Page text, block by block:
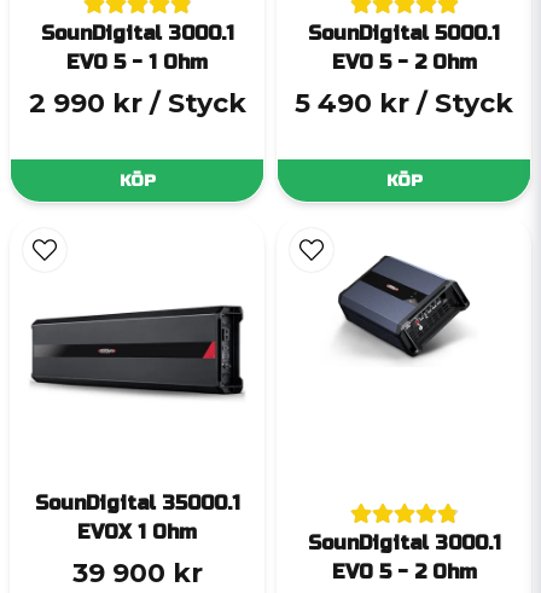
SounDigital 3000.1
EVO 5 - 1 Ohm
2 990 kr / Styck
KÖP
SounDigital 5000.1
EVO 5 - 2 Ohm
5 490 kr / Styck
KÖP
SounDigital 35000.1
EVOX 1 Ohm
39 900 kr
SounDigital 3000.1
EVO 5 - 2 Ohm